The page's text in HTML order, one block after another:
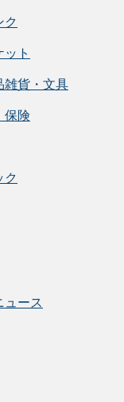
ク
ト
雑貨・文具
保険
ク
ュース